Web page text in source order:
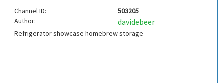
Channel ID:
503205
Author:
davidebeer
Refrigerator showcase homebrew storage